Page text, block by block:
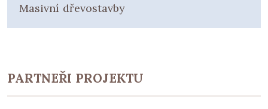
Masivní dřevostavby
PARTNEŘI PROJEKTU